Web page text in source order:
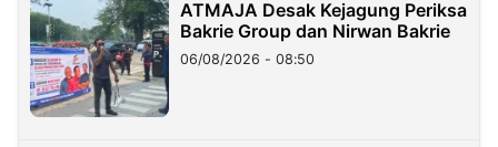
ATMAJA Desak Kejagung Periksa
Bakrie Group dan Nirwan Bakrie
06/08/2026 - 08:50